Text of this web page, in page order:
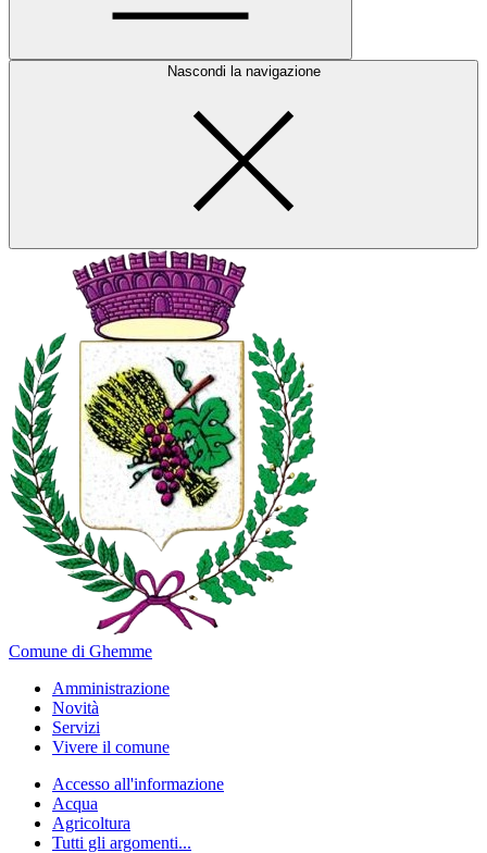
Nascondi la navigazione
Comune di Ghemme
Amministrazione
Novità
Servizi
Vivere il comune
Accesso all'informazione
Acqua
Agricoltura
Tutti gli argomenti...